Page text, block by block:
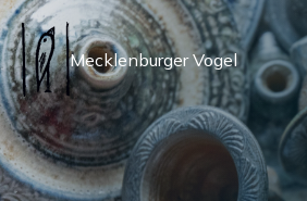
Mecklenburger Vogel